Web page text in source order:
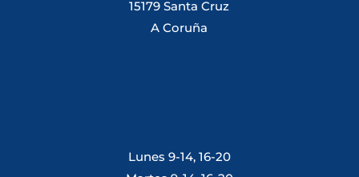
15179 Santa Cruz
A Coruña
Lunes 9-14, 16-20